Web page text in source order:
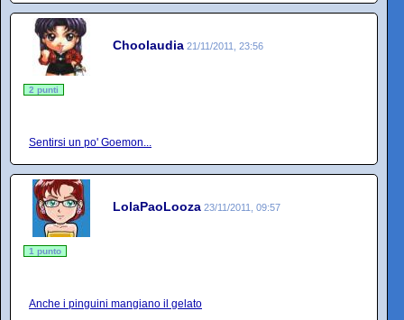
Choolaudia 21/11/2011, 23:56
2 punti
Sentirsi un po' Goemon...
LolaPaoLooza 23/11/2011, 09:57
1 punto
Anche i pinguini mangiano il gelato